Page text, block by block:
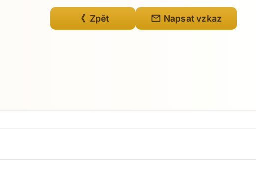
Přejít na hlavní obsah
《 Zpět mail Napsat vzkaz